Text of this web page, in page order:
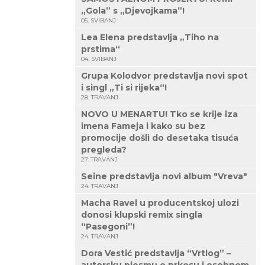
„Gola” s „Djevojkama”!
05. SVIBANJ
Lea Elena predstavlja „Tiho na
prstima“
04. SVIBANJ
Grupa Kolodvor predstavlja novi spot
i singl „Ti si rijeka“!
28. TRAVANJ
NOVO U MENARTU! Tko se krije iza
imena Fameja i kako su bez
promocije došli do desetaka tisuća
pregleda?
27. TRAVANJ
Seine predstavlja novi album "Vreva"
24. TRAVANJ
Macha Ravel u producentskoj ulozi
donosi klupski remix singla
“Pasegoni”!
24. TRAVANJ
Dora Vestić predstavlja “Vrtlog” –